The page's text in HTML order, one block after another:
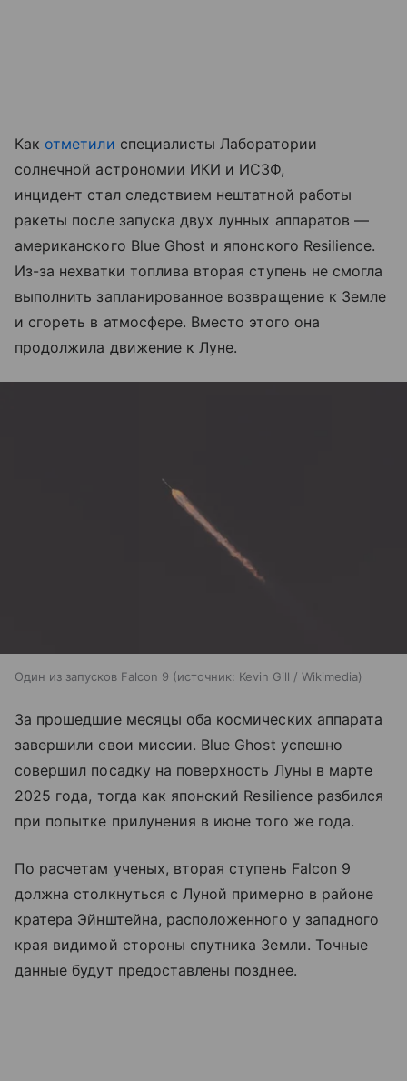
Как отметили специалисты Лаборатории
солнечной астрономии ИКИ и ИСЗФ,
инцидент стал следствием нештатной работы
ракеты после запуска двух лунных аппаратов —
американского Blue Ghost и японского Resilience.
Из-за нехватки топлива вторая ступень не смогла
выполнить запланированное возвращение к Земле
и сгореть в атмосфере. Вместо этого она
продолжила движение к Луне.
Один из запусков Falcon 9 источник: Kevin Gill / Wikimedia
За прошедшие месяцы оба космических аппарата
завершили свои миссии. Blue Ghost успешно
совершил посадку на поверхность Луны в марте
2025 года, тогда как японский Resilience разбился
при попытке прилунения в июне того же года.
По расчетам ученых, вторая ступень Falcon 9
должна столкнуться с Луной примерно в районе
кратера Эйнштейна, расположенного у западного
края видимой стороны спутника Земли. Точные
данные будут предоставлены позднее.